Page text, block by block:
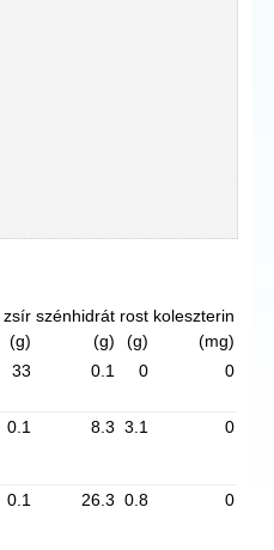
zsír
(g)
szénhidrát
(g)
rost
(g)
koleszterin
(mg)
33 0.1 0 0
0.1 8.3 3.1 0
0.1 26.3 0.8 0